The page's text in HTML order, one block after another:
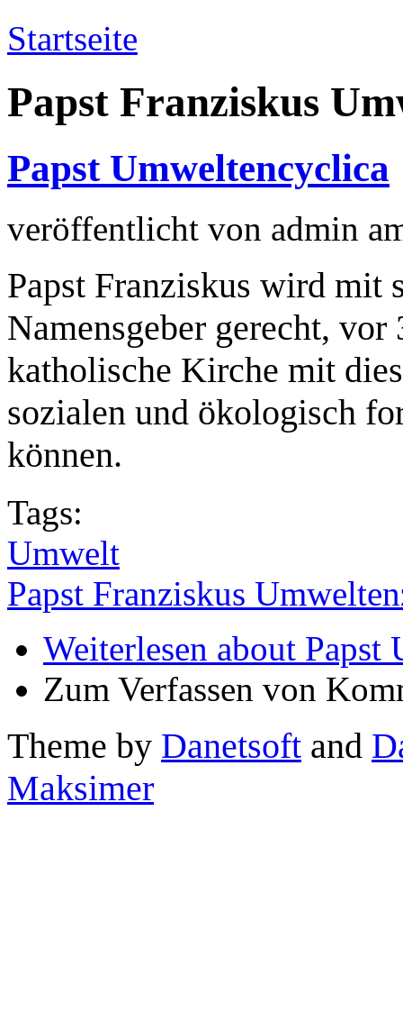
Startseite
Papst Franziskus
Papst Umweltencyclica
veröffentlicht von admin
Papst Franziskus wird mit
Namensgeber gerecht, vor
katholische Kirche mit
sozialen und ökologisch
können.
Tags:
Umwelt
Papst Franziskus
Weiterlesen about Papst
Zum Verfassen von
Theme by Danetsoft and
Maksimer